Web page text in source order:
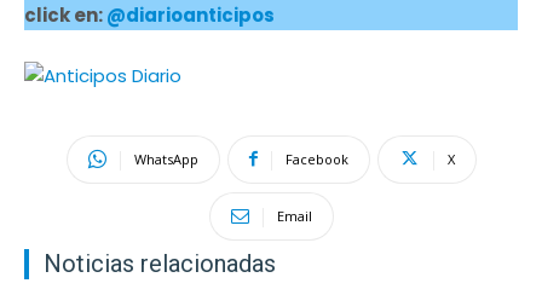
click en:@diarioanticipos
WhatsApp Facebook X
Email
Noticias relacionadas